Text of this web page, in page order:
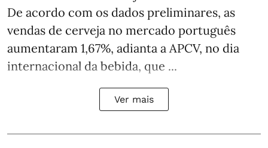
De acordo com os dados preliminares, as
vendas de cerveja no mercado português
aumentaram 1,67%, adianta a APCV, no dia
internacional da bebida, que ...
Ver mais